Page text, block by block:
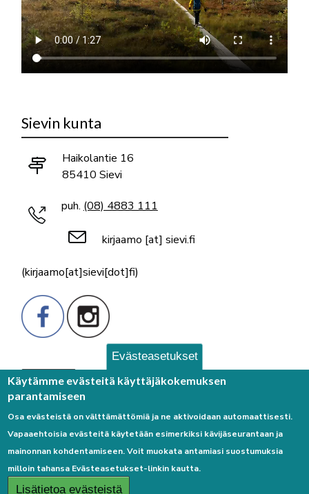
Sievin kunta
Haikolantie 16
85410 Sievi
puh. (08) 4883 111
kirjaamo [at] sievi.fi
(kirjaamo[at]sievi[dot]fi)
Palaute
Linkkejä
Evästeasetukset
Käytämme evästeitä käyttäjäkokemuksen
parantamiseen
Osa evästeistä on välttämättömiä ja ne aktivoidaan automaattisesti.
Vapaaehtoisia evästeitä käytetään esimerkiksi kävijäseurantaan ja
mainonnan kohdentamiseen. Voit muokata antamiasi suostumuksia
milloin tahansa Evästeasetukset-linkin kautta.
Lisätietoa evästeistä